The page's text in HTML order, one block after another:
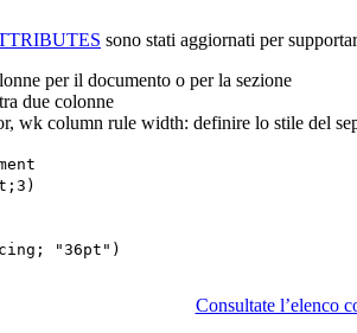
sono stati aggiornati per
per il documento o per la sezione
due colonne
, wk column rule width: definire lo stile del
;3)
; "36pt")
Consultate l’elenco